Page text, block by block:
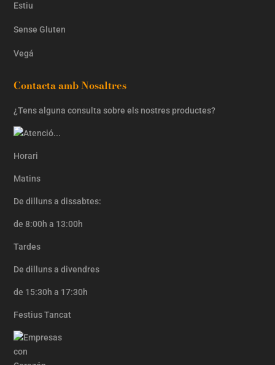
Estiu
Sense Gluten
Vegá
Contacta amb Nosaltres
¿Tens alguna consulta sobre els nostres productes?
Horari
Matins
De dilluns a dissabtes:
de 8:00h a 13:00h
Tardes
De dilluns a divendres
de 15:30h a 17:30h
Festius Tancat